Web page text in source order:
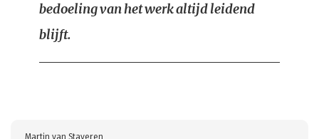
bedoeling van het werk altijd leidend
blijft.
Martin van Staveren